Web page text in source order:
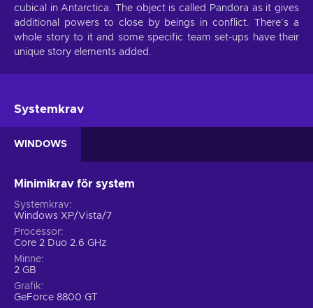
cubical in Antarctica. The object is called Pandora as it gives
additional powers to close by beings in conflict. There’s a
whole story to it and some specific team set-ups have their
unique story elements added.
Systemkrav
WINDOWS
Minimikrav för system
Systemkrav
Windows XP/Vista/7
Processor
Core 2 Duo 2.6 GHz
Minne
2 GB
Grafik
GeForce 8800 GT